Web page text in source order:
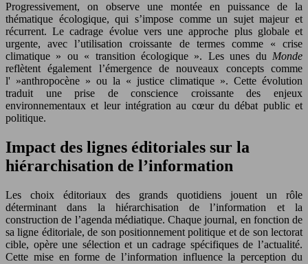
Progressivement, on observe une montée en puissance de la
thématique écologique, qui s’impose comme un sujet majeur et
récurrent. Le cadrage évolue vers une approche plus globale et
urgente, avec l’utilisation croissante de termes comme « crise
climatique » ou « transition écologique ». Les unes du Monde
reflètent également l’émergence de nouveaux concepts comme
l' »anthropocène » ou la « justice climatique ». Cette évolution
traduit une prise de conscience croissante des enjeux
environnementaux et leur intégration au cœur du débat public et
politique.
Impact des lignes éditoriales sur la
hiérarchisation de l’information
Les choix éditoriaux des grands quotidiens jouent un rôle
déterminant dans la hiérarchisation de l’information et la
construction de l’agenda médiatique. Chaque journal, en fonction de
sa ligne éditoriale, de son positionnement politique et de son lectorat
cible, opère une sélection et un cadrage spécifiques de l’actualité.
Cette mise en forme de l’information influence la perception du